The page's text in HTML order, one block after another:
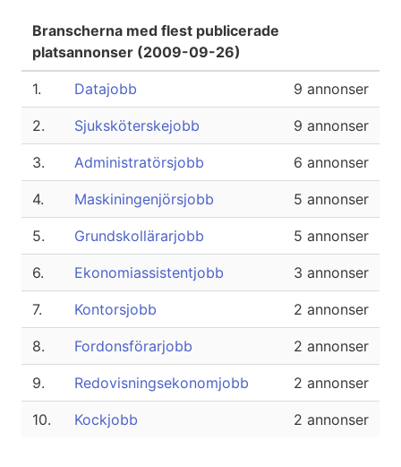
Branscherna med flest publicerade
platsannonser (2009-09-26)
1. Datajobb 9 annonser
2. Sjuksköterskejobb 9 annonser
3. Administratörsjobb 6 annonser
4. Maskiningenjörsjobb 5 annonser
5. Grundskollärarjobb 5 annonser
6. Ekonomiassistentjobb 3 annonser
7. Kontorsjobb 2 annonser
8. Fordonsförarjobb 2 annonser
9. Redovisningsekonomjobb 2 annonser
10. Kockjobb 2 annonser